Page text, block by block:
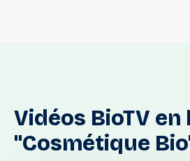
Vidéos BioTV en
"Cosmétique